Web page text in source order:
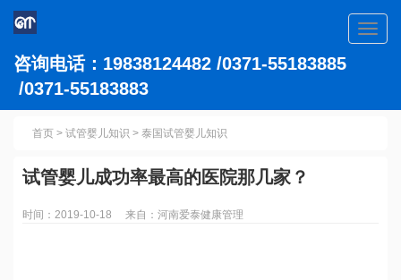
咨询电话：19838124482 /0371-55183885
/0371-55183883
首页 > 试管婴儿知识 > 泰国试管婴儿知识
试管婴儿成功率最高的医院那几家？
时间：2019-10-18 来自：河南爱泰健康管理